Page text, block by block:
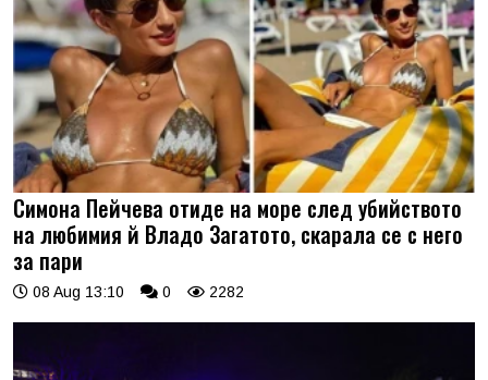
Симона Пейчева отиде на море след убийството
на любимия й Владо Загатото, скарала се с него
за пари
08 Aug 13:10 0 2282